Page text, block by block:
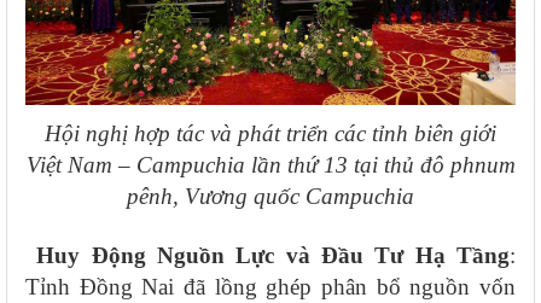
Hội nghị hợp tác và phát triển các tỉnh biên giới
Việt Nam – Campuchia lần thứ 13 tại thủ đô phnum
pênh, Vương quốc Campuchia
Huy Động Nguồn Lực và Đầu Tư Hạ Tầng:
Tỉnh Đồng Nai đã lồng ghép phân bổ nguồn vốn